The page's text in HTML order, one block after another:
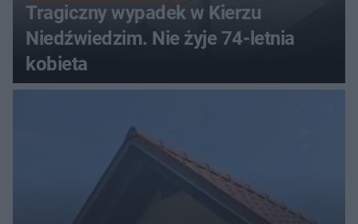
Tragiczny wypadek w Kierzu
Niedźwiedzim. Nie żyje 74-letnia
kobieta